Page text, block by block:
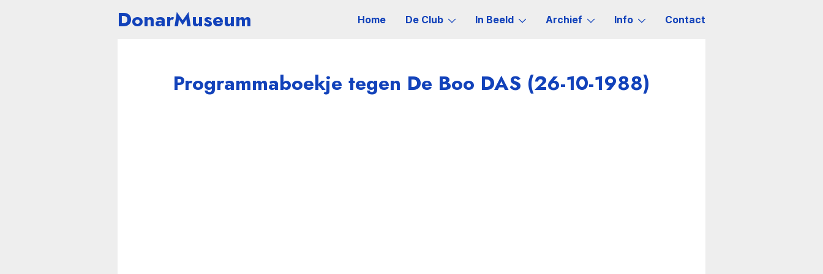
DonarMuseum Home De Club In Beeld Archief Info Contact
Programmaboekje tegen De Boo DAS (26-10-1988)